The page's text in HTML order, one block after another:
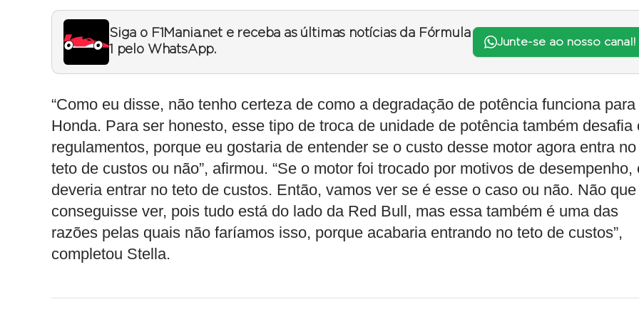
Siga o F1Mania.net e receba as últimas notícias da Fórmula
1 pelo WhatsApp.
Junte-se ao nosso canal!
“Como eu disse, não tenho certeza de como a degradação de potência funciona para
Honda. Para ser honesto, esse tipo de troca de unidade de potência também desafia
regulamentos, porque eu gostaria de entender se o custo desse motor agora entra no
teto de custos ou não”, afirmou. “Se o motor foi trocado por motivos de desempenho,
deveria entrar no teto de custos. Então, vamos ver se é esse o caso ou não. Não que
conseguisse ver, pois tudo está do lado da Red Bull, mas essa também é uma das
razões pelas quais não faríamos isso, porque acabaria entrando no teto de custos”,
completou Stella.